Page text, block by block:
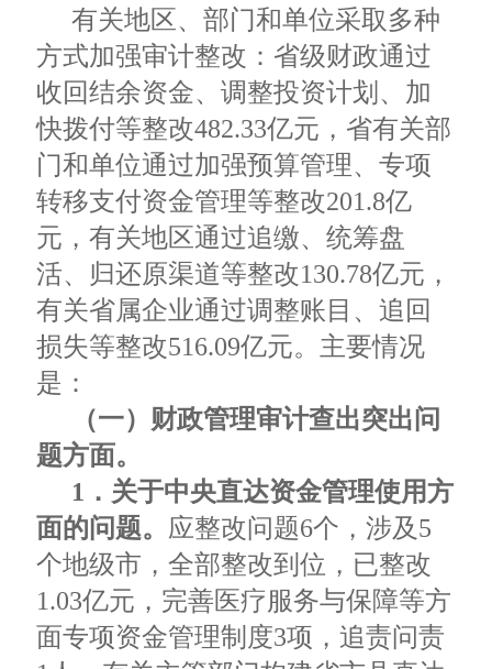
有关地区、部门和单位采取多种
方式加强审计整改：省级财政通过
收回结余资金、调整投资计划、加
快拨付等整改482.33亿元，省有关部
门和单位通过加强预算管理、专项
转移支付资金管理等整改201.8亿
元，有关地区通过追缴、统筹盘
活、归还原渠道等整改130.78亿元，
有关省属企业通过调整账目、追回
损失等整改516.09亿元。主要情况
是：
（一）财政管理审计查出突出问
题方面。
1．关于中央直达资金管理使用方
面的问题。 应整改问题6个，涉及5
个地级市，全部整改到位，已整改
1.03亿元，完善医疗服务与保障等方
面专项资金管理制度3项，追责问责